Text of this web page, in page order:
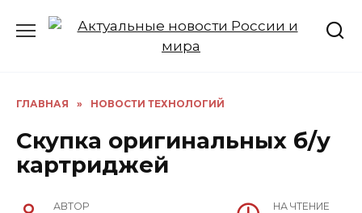
ГЛАВНАЯ » НОВОСТИ ТЕХНОЛОГИЙ
Скупка оригинальных б/у
картриджей
АВТОР НА ЧТЕНИЕ